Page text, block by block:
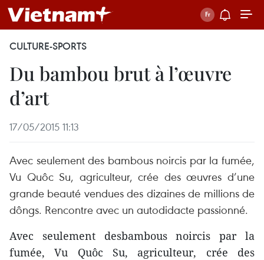
CULTURE-SPORTS
Du bambou brut à l’œuvre
d’art
17/05/2015 11:13
Avec seulement des bambous noircis par la fumée,
Vu Quôc Su, agriculteur, crée des œuvres d’une
grande beauté vendues des dizaines de millions de
dôngs. Rencontre avec un autodidacte passionné.
Avec seulement desbambous noircis par la
fumée, Vu Quôc Su, agriculteur, crée des